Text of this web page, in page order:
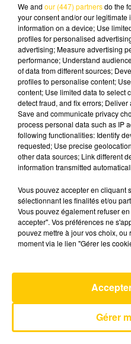
Lecture (3 min 40
21 mars 2025 - 3 min 40
L'INFO DU LOT À
À 18H00
L'info du Lot à Cahors
We and our (447) partnersdo the
your consent and/or our legitimate
information on a device; Use
profiles for personalised
advertising; Measure advertising
performance; Understand
of data from different sources;
profiles to personalise content;
content; Use limited data to select
detect fraud, and fix errors;
Save and communicate privacy
process personal data such as IP
following functionalities: Identify
requested; Use precise
other data sources; Link different
information transmitted
Vous pouvez accepter en cliquant
sélectionnant les finalités et/ou
Vous pouvez également refuser
accepter". Vos préférences ne
pouvez mettre à jour vos choix,
moment via le lien "Gérer les
Gérer